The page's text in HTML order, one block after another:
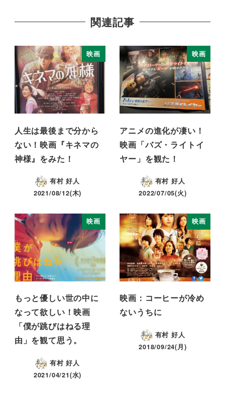
関連記事
映画
人生は最後まで分から
ない！映画『キネマの
神様』をみた！
有村 好人
2021/08/12(木)
映画
アニメの進化が凄い！
映画「バズ・ライトイ
ヤー」を観た！
有村 好人
2022/07/05(火)
映画
もっと優しい世の中に
なって欲しい！映画
「僕が跳びはねる理
由」を観て思う。
有村 好人
2021/04/21(水)
映画
映画：コーヒーが冷め
ないうちに
有村 好人
2018/09/24(月)